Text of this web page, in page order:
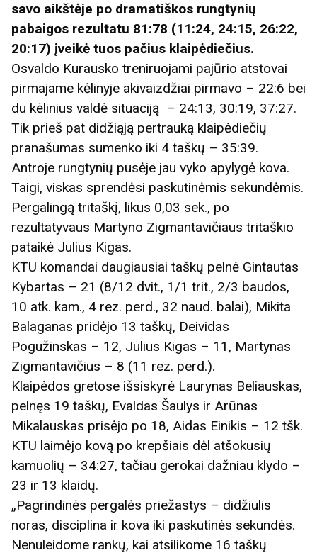
savo aikštėje po dramatiškos rungtynių
pabaigos rezultatu 81:78 (11:24, 24:15, 26:22,
20:17) įveikė tuos pačius klaipėdiečius.
Osvaldo Kurausko treniruojami pajūrio atstovai
pirmajame kėlinyje akivaizdžiai pirmavo – 22:6 bei
du kėlinius valdė situaciją – 24:13, 30:19, 37:27.
Tik prieš pat didžiąją pertrauką klaipėdiečių
pranašumas sumenko iki 4 taškų – 35:39.
Antroje rungtynių pusėje jau vyko apylygė kova.
Taigi, viskas sprendėsi paskutinėmis sekundėmis.
Pergalingą tritaškį, likus 0,03 sek., po
rezultatyvaus Martyno Zigmantavičiaus tritaškio
pataikė Julius Kigas.
KTU komandai daugiausiai taškų pelnė Gintautas
Kybartas – 21 (8/12 dvit., 1/1 trit., 2/3 baudos,
10 atk. kam., 4 rez. perd., 32 naud. balai), Mikita
Balaganas pridėjo 13 taškų, Deividas
Pogužinskas – 12, Julius Kigas – 11, Martynas
Zigmantavičius – 8 (11 rez. perd.).
Klaipėdos gretose išsiskyrė Laurynas Beliauskas,
pelnęs 19 taškų, Evaldas Šaulys ir Arūnas
Mikalauskas prisėjo po 18, Aidas Einikis – 12 tšk.
KTU laimėjo kovą po krepšiais dėl atšokusių
kamuolių – 34:27, tačiau gerokai dažniau klydo –
23 ir 13 klaidų.
„Pagrindinės pergalės priežastys – didžiulis
noras, disciplina ir kova iki paskutinės sekundės.
Nenuleidome rankų, kai atsilikome 16 taškų